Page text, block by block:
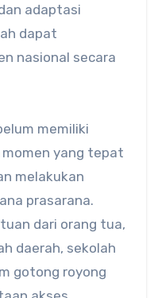
adaptasi
dapat
nasional secara
memiliki
yang tepat
melakukan
prasarana.
dari orang tua,
daerah, sekolah
gotong royong